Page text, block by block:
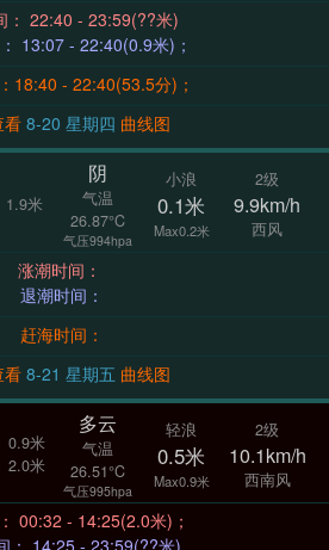
涨潮时间： 22:40 - 23:59(??米)
退潮时间： 13:07 - 22:40(0.9米)；
18:40 - 22:40(53.5分)；
看
8-20 星期四 曲线图
1.9米
阴
气温
26.87°C
气压994hpa
小浪
0.1米
Max0.2米
2级
9.9km/h
西风
涨潮时间：
退潮时间：
赶海时间：
看
8-21 星期五 曲线图
0.9米
2.0米
多云
气温
26.51°C
气压995hpa
轻浪
0.5米
Max0.9米
2级
10.1km/h
西南风
涨潮时间： 00:32 - 14:25(2.0米)；
退潮时间： 14:25 - 23:59(??米)